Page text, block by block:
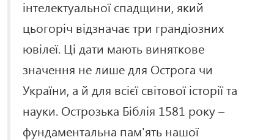
інтелектуальної спадщини, який
цьогоріч відзначає три грандіозних
ювілеї. Ці дати мають виняткове
значення не лише для Острога чи
України, а й для всієї світової історії та
науки. Острозька Біблія 1581 року –
фундаментальна пам'ять нашої